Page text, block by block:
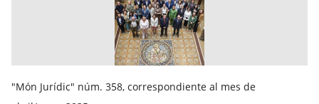
"Món Jurídic" núm. 358, correspondiente al mes de